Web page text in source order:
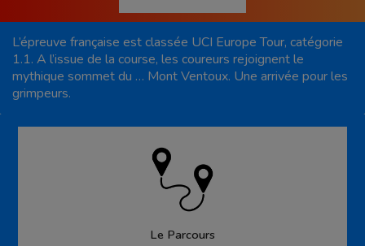
L’épreuve française est classée UCI Europe Tour, catégorie
1.1. A l’issue de la course, les coureurs rejoignent le
mythique sommet du … Mont Ventoux. Une arrivée pour les
grimpeurs.
Le Parcours